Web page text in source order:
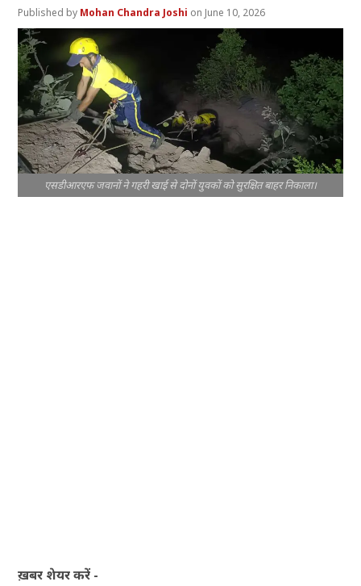
Mohan Chandra Joshi June 10, 2026
एसडीआरएफ जवानों ने गहरी खाई से दोनों युवकों को सुरक्षित बाहर निकाला।
ख़बर शेयर करें -